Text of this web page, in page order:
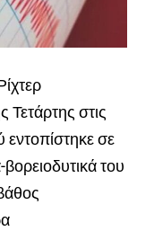
στις
εντοπίστηκε σε
του